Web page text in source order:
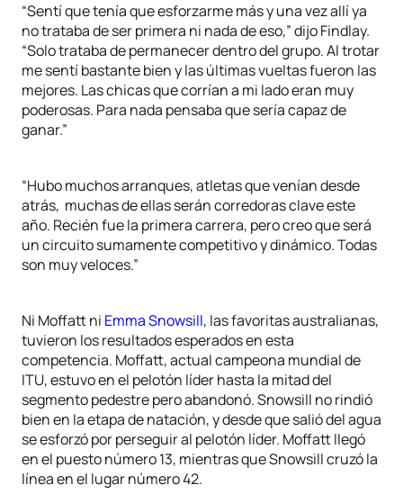
“Sentí que tenía que esforzarme más y una vez allí ya
no trataba de ser primera ni nada de eso,” dijo Findlay.
“Solo trataba de permanecer dentro del grupo. Al trotar
me sentí bastante bien y las últimas vueltas fueron las
mejores. Las chicas que corrían a mi lado eran muy
poderosas. Para nada pensaba que sería capaz de
ganar.”
“Hubo muchos arranques, atletas que venían desde
atrás, muchas de ellas serán corredoras clave este
año. Recién fue la primera carrera, pero creo que será
un circuito sumamente competitivo y dinámico. Todas
son muy veloces.”
Ni Moffatt ni Emma Snowsill, las favoritas australianas,
tuvieron los resultados esperados en esta
competencia. Moffatt, actual campeona mundial de
ITU, estuvo en el pelotón líder hasta la mitad del
segmento pedestre pero abandonó. Snowsill no rindió
bien en la etapa de natación, y desde que salió del agua
se esforzó por perseguir al pelotón líder. Moffatt llegó
en el puesto número 13, mientras que Snowsill cruzó la
línea en el lugar número 42.